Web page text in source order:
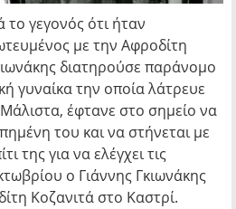
γεγονός ότι ήταν
με την Αφροδίτη
διατηρούσε παράνομο
γυναίκα την οποία λάτρευε
έφτανε στο σημείο να
του και να στήνεται με
της για να ελέγχει τις
ο Γιάννης Γκιωνάκης
Κοζανιτά στο Καστρί.